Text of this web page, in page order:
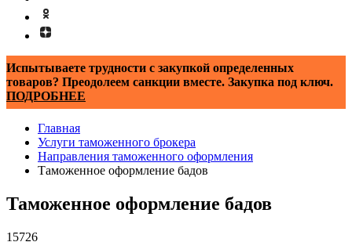
Испытываете трудности с закупкой определенных
товаров? Преодолеем санкции вместе. Закупка под ключ.
ПОДРОБНЕЕ
Главная
Услуги таможенного брокера
Направления таможенного оформления
Таможенное оформление бадов
Таможенное оформление бадов
15726